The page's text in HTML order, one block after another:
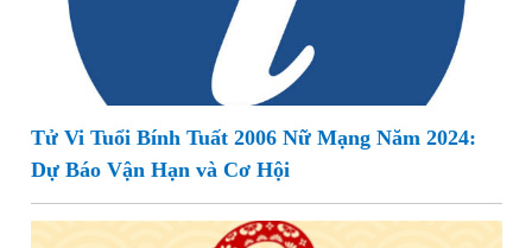
Tử Vi Tuổi Bính Tuất 2006 Nữ Mạng Năm 2024:
Dự Báo Vận Hạn và Cơ Hội